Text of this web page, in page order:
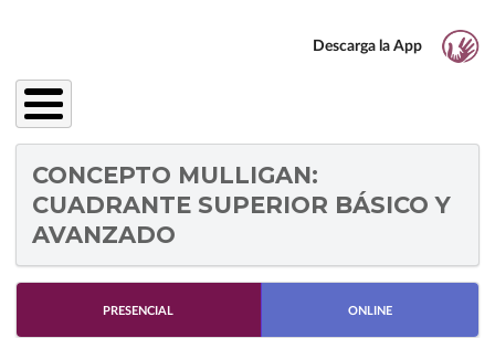
Descarga la App
CONCEPTO MULLIGAN:
CUADRANTE SUPERIOR BÁSICO Y
AVANZADO
PRESENCIAL ONLINE